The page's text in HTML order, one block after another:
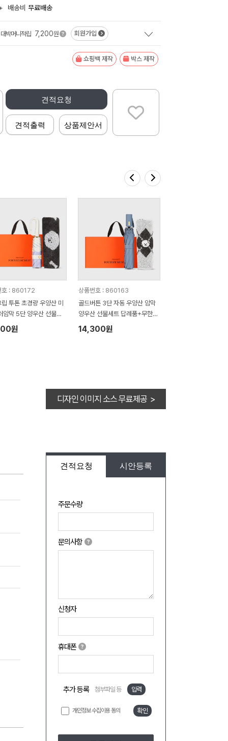
배송비 무료배송
대박머니적립 7,200원 회원가입
쇼핑백 제작 박스 제작
견적요청
견적출력 상품제안서
호 : 860172
투톤 초경량 우양산 미
암막 5단 양우산 선물세
타올세트 푸들이 40수 1
건세트
원
상품번호 : 860163
골드버튼 3단 자동 우양산 암막
양우산 선물세트 답례품+무한타
올세트 푸들이 40수 150g 수건
세트
14,300원
디자인 이미지 소스 무료제공 >
견적요청 시안등록
주문수량
문의사항
신청자
휴대폰
추가 등록 첨부파일 등 입력
개인정보 수집이용 동의 확인